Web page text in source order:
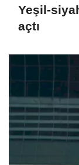
Yeşil-
açtı